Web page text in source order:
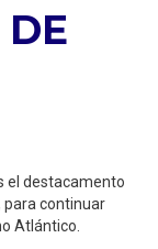
DE
el destacamento
para continuar
Atlántico.